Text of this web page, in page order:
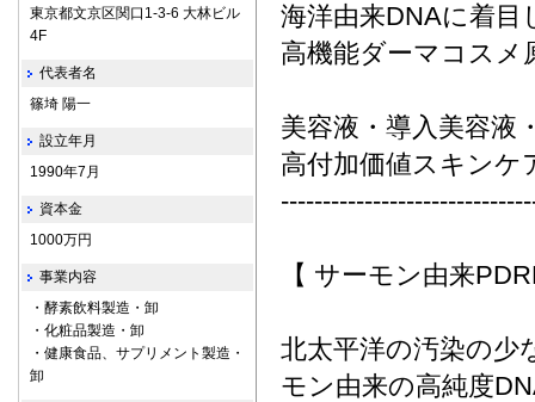
海洋由来DNAに着目
高機能ダーマコスメ
美容液・導入美容液
高付加価値スキンケ
【 サーモン由来
北太平洋の汚染の少
モン由来の高純度
東京都文京区関口1-3-6 大林ビル
4F
代表者名
篠埼 陽一
設立年月
1990年7月
資本金
1000万円
事業内容
・酵素飲料製造・卸
・化粧品製造・卸
・健康食品、サプリメント製造・
卸